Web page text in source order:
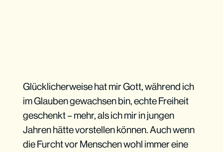
Glücklicherweise hat mir Gott, während ich
im Glauben gewachsen bin, echte Freiheit
geschenkt – mehr, als ich mir in jungen
Jahren hätte vorstellen können. Auch wenn
die Furcht vor Menschen wohl immer eine